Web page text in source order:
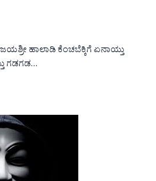
ಹಾಲಾಡಿ ಕೆಂಚಬೆಕ್ಕಿಗೆ ಏನಾಯ್ತು
ಗಡಗಡ…